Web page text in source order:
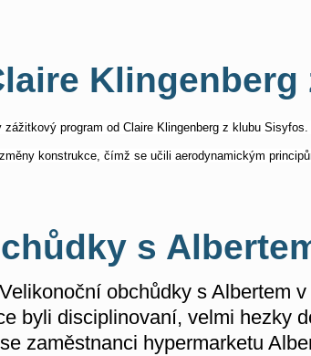
zážitkový program od Claire Klingenberg z klubu
konstrukce, čímž se učili aerodynamickým
s
obchůdky s Albertem
byli disciplinovaní, velmi hezky
zaměstnanci hypermarketu